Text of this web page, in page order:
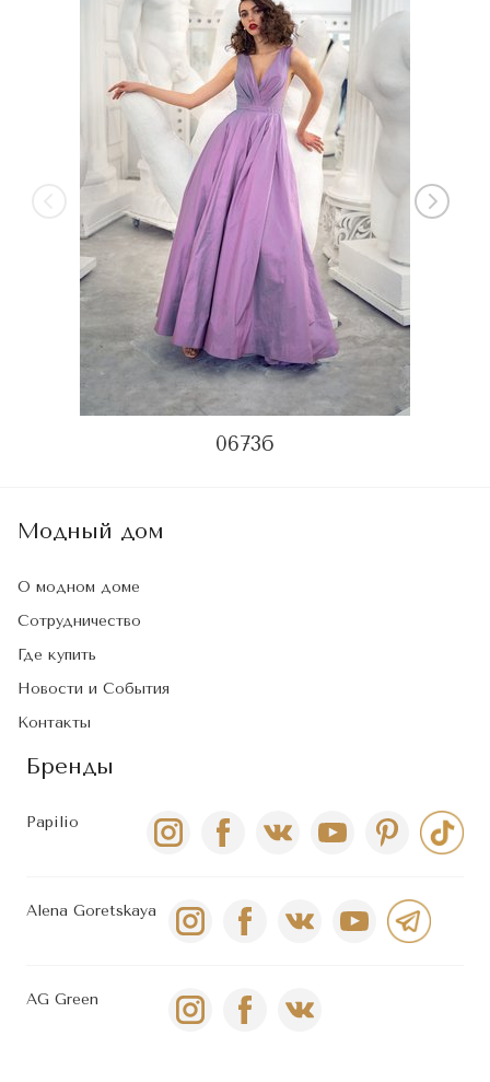
0673б
Модный дом
О модном доме
Сотрудничество
Где купить
Новости и События
Контакты
Бренды
Papilio
Alena Goretskaya
AG Green